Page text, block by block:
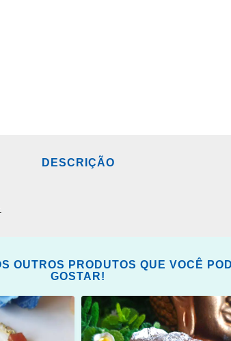
DESCRIÇÃO
OUTROS PRODUTOS QUE VOCÊ
GOSTAR!
ADICIONAR